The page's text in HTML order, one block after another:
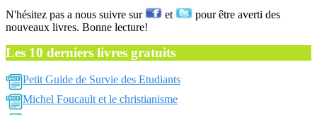
N'hésitez pas a nous suivre sur et
pour être averti des
nouveaux livres. Bonne lecture!
Les 10 derniers livres gratuits
Petit Guide de Survie des Etudiants
Michel Foucault et le christianisme